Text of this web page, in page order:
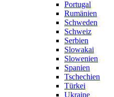
Portugal
Rumänien
Schweden
Schweiz
Serbien
Slowakai
Slowenien
Spanien
Tschechien
Türkei
Ukraine